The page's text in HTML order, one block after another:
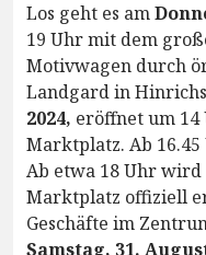
Los geht es am
19 Uhr mit dem
Motivwagen durch
Landgard in
2024, eröffnet um
Marktplatz. Ab
Ab etwa 18 Uhr
Marktplatz offiziell
Geschäfte im
Samstag, 31.